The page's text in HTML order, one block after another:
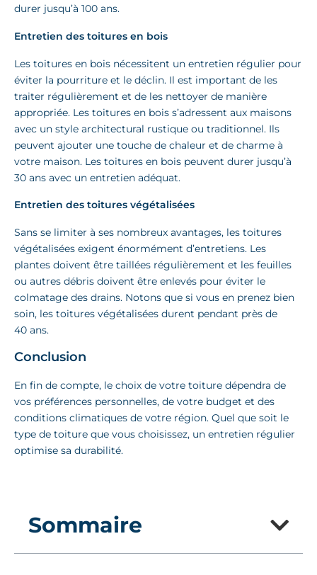
durer jusqu’à 100 ans.
Entretien des toitures en bois
Les toitures en bois nécessitent un entretien régulier pour
éviter la pourriture et le déclin. Il est important de les
traiter régulièrement et de les nettoyer de manière
appropriée. Les toitures en bois s’adressent aux maisons
avec un style architectural rustique ou traditionnel. Ils
peuvent ajouter une touche de chaleur et de charme à
votre maison. Les toitures en bois peuvent durer jusqu’à
30 ans avec un entretien adéquat.
Entretien des toitures végétalisées
Sans se limiter à ses nombreux avantages, les toitures
végétalisées exigent énormément d’entretiens. Les
plantes doivent être taillées régulièrement et les feuilles
ou autres débris doivent être enlevés pour éviter le
colmatage des drains. Notons que si vous en prenez bien
soin, les toitures végétalisées durent pendant près de
40 ans.
Conclusion
En fin de compte, le choix de votre toiture dépendra de
vos préférences personnelles, de votre budget et des
conditions climatiques de votre région. Quel que soit le
type de toiture que vous choisissez, un entretien régulier
optimise sa durabilité.
Sommaire